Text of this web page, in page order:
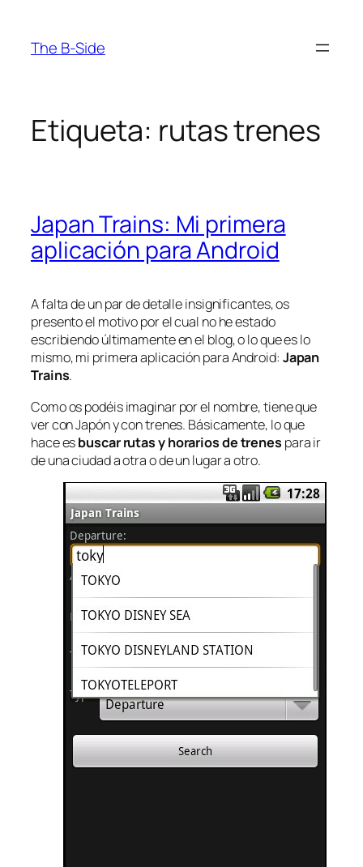
contenido
The B-Side
Etiqueta: rutas trenes
Japan Trains: Mi primera
aplicación para Android
A falta de un par de detalle insignificantes, os
presento el motivo por el cual no he estado
escribiendo últimamente en el blog, o lo que es lo
mismo, mi primera aplicación para Android: Japan
Trains.
Como os podéis imaginar por el nombre, tiene que
ver con Japón y con trenes. Básicamente, lo que
hace esbuscar rutas y horarios de trenes para ir
de una ciudad a otra o de un lugar a otro.